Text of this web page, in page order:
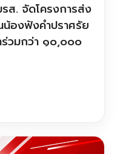
ส. จัดโครงการส่ง
น้องฟังคำปราศรัย
วมกว่า ๑๐,๐๐๐